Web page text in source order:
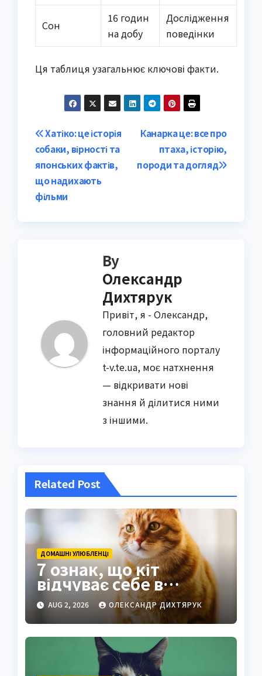
Сон
16 годин
на добу
Дослідження
поведінки
Ця таблиця узагальнює ключові факти.
Post
navigation
Канарка це: все про
птаха, історію,
породи та догляд
Хатіко: це історія
собаки, вірності та
японських фактів,
що надихають
фільми
By
Олександр
Дихтярук
Привіт, я - Олександр,
головний редактор
інформаційного порталу
t-v.te.ua, моє натхнення
— відкривати нові
знання й ділитися ними
з іншими.
Related Post
ДОМАШНІ УЛЮБЛЕНЦІ
7 ознак, що кіт
відчуває себе в
безпеці поруч з вами
AUG 2, 2026 ОЛЕКСАНДР ДИХТЯРУК